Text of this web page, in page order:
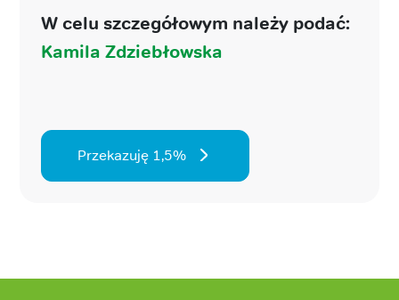
W celu szczegółowym należy podać:
Kamila Zdziebłowska
Przekazuję 1,5%